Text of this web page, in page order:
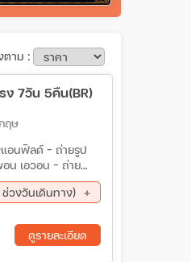
ตาม :
7วัน 5คืน(BR)
ฤษ
แอนฟิลด์ - ถ่ายรูป
น เอวอน – ถ่าย
- สโตนเฮ้นจ์ -
ระราชวังบัคกิ้ง
ารไทย- พิพิธภัณฑ์
ซีซั่น
วงวันเดินทาง)
ดูรายละเอียด